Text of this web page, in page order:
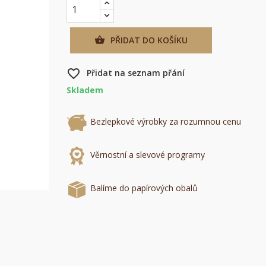
 PŘIDAT DO KOŠÍKU
favorite_border
Přidat na seznam přání
Skladem
Bezlepkové výrobky za rozumnou cenu
Věrnostní a slevové programy
Balíme do papírových obalů